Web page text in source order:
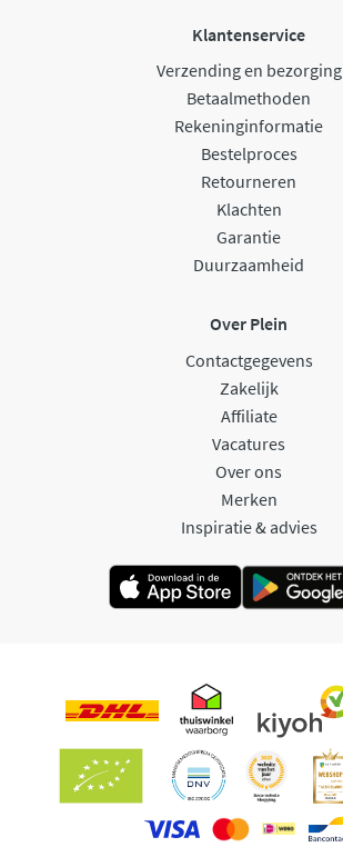
Klantenservice
Verzending en bezorging
Betaalmethoden
Rekeninginformatie
Bestelproces
Retourneren
Klachten
Garantie
Duurzaamheid
Over Plein
Contactgegevens
Zakelijk
Affiliate
Vacatures
Over ons
Merken
Inspiratie & advies